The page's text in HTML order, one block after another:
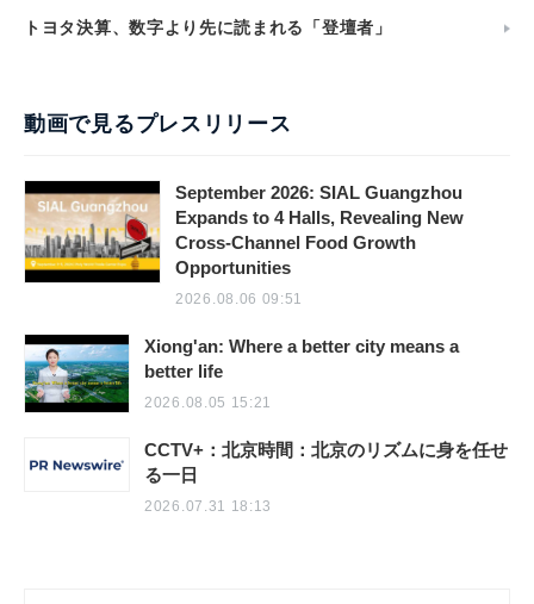
トヨタ決算、数字より先に読まれる「登壇者」
動画で見るプレスリリース
September 2026: SIAL Guangzhou
Expands to 4 Halls, Revealing New
Cross-Channel Food Growth
Opportunities
2026.08.06 09:51
Xiong'an: Where a better city means a
better life
2026.08.05 15:21
CCTV+：北京時間：北京のリズムに身を任せ
る一日
2026.07.31 18:13